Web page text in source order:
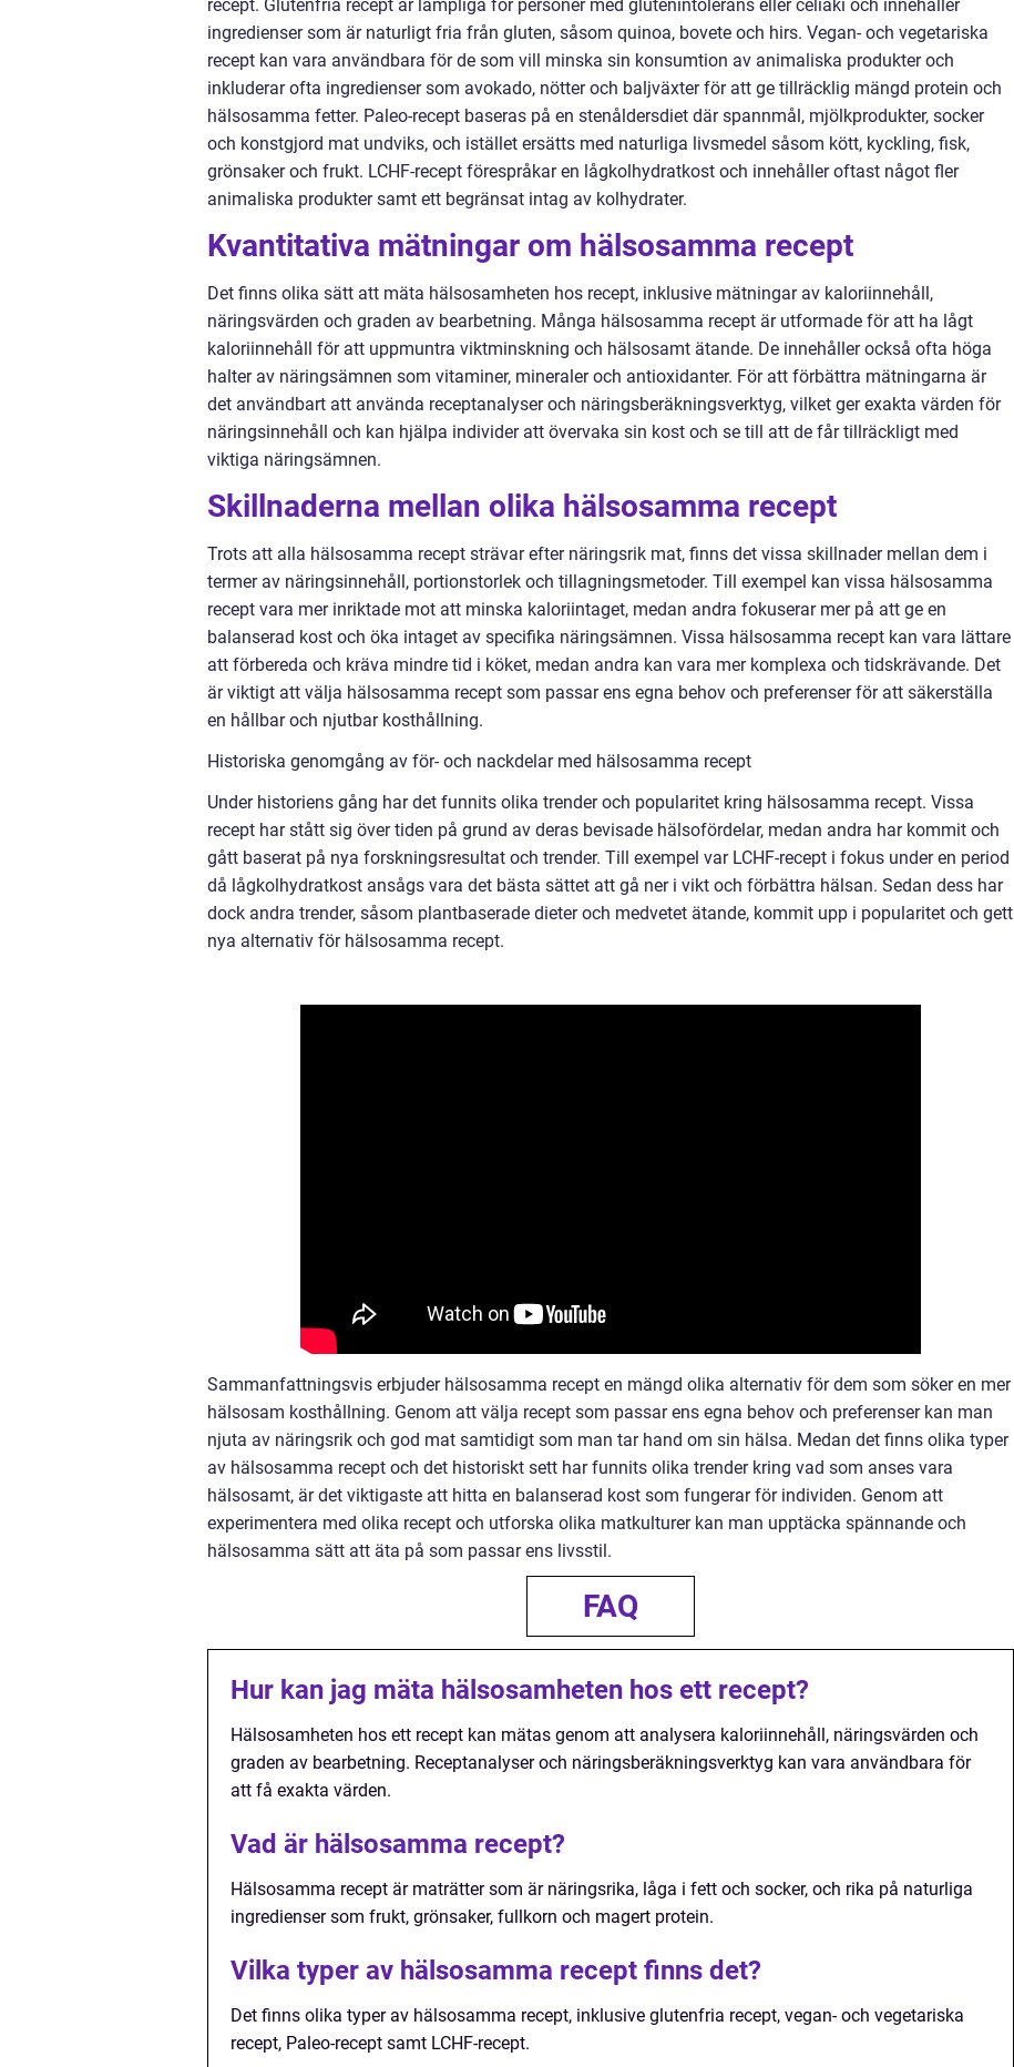
recept. Glutenfria recept är lämpliga för personer med glutenintolerans eller celiaki och innehåller
ingredienser som är naturligt fria från gluten, såsom quinoa, bovete och hirs. Vegan- och vegetariska
recept kan vara användbara för de som vill minska sin konsumtion av animaliska produkter och
inkluderar ofta ingredienser som avokado, nötter och baljväxter för att ge tillräcklig mängd protein och
hälsosamma fetter. Paleo-recept baseras på en stenåldersdiet där spannmål, mjölkprodukter, socker
och konstgjord mat undviks, och istället ersätts med naturliga livsmedel såsom kött, kyckling, fisk,
grönsaker och frukt. LCHF-recept förespråkar en lågkolhydratkost och innehåller oftast något fler
animaliska produkter samt ett begränsat intag av kolhydrater.
Kvantitativa mätningar om hälsosamma recept
Det finns olika sätt att mäta hälsosamheten hos recept, inklusive mätningar av kaloriinnehåll,
näringsvärden och graden av bearbetning. Många hälsosamma recept är utformade för att ha lågt
kaloriinnehåll för att uppmuntra viktminskning och hälsosamt ätande. De innehåller också ofta höga
halter av näringsämnen som vitaminer, mineraler och antioxidanter. För att förbättra mätningarna är
det användbart att använda receptanalyser och näringsberäkningsverktyg, vilket ger exakta värden för
näringsinnehåll och kan hjälpa individer att övervaka sin kost och se till att de får tillräckligt med
viktiga näringsämnen.
Skillnaderna mellan olika hälsosamma recept
Trots att alla hälsosamma recept strävar efter näringsrik mat, finns det vissa skillnader mellan dem i
termer av näringsinnehåll, portionstorlek och tillagningsmetoder. Till exempel kan vissa hälsosamma
recept vara mer inriktade mot att minska kaloriintaget, medan andra fokuserar mer på att ge en
balanserad kost och öka intaget av specifika näringsämnen. Vissa hälsosamma recept kan vara lättare
att förbereda och kräva mindre tid i köket, medan andra kan vara mer komplexa och tidskrävande. Det
är viktigt att välja hälsosamma recept som passar ens egna behov och preferenser för att säkerställa
en hållbar och njutbar kosthållning.
Historiska genomgång av för- och nackdelar med hälsosamma recept
Under historiens gång har det funnits olika trender och popularitet kring hälsosamma recept. Vissa
recept har stått sig över tiden på grund av deras bevisade hälsofördelar, medan andra har kommit och
gått baserat på nya forskningsresultat och trender. Till exempel var LCHF-recept i fokus under en period
då lågkolhydratkost ansågs vara det bästa sättet att gå ner i vikt och förbättra hälsan. Sedan dess har
dock andra trender, såsom plantbaserade dieter och medvetet ätande, kommit upp i popularitet och gett
nya alternativ för hälsosamma recept.
Sammanfattningsvis erbjuder hälsosamma recept en mängd olika alternativ för dem som söker en mer
hälsosam kosthållning. Genom att välja recept som passar ens egna behov och preferenser kan man
njuta av näringsrik och god mat samtidigt som man tar hand om sin hälsa. Medan det finns olika typer
av hälsosamma recept och det historiskt sett har funnits olika trender kring vad som anses vara
hälsosamt, är det viktigaste att hitta en balanserad kost som fungerar för individen. Genom att
experimentera med olika recept och utforska olika matkulturer kan man upptäcka spännande och
hälsosamma sätt att äta på som passar ens livsstil.
FAQ
Hur kan jag mäta hälsosamheten hos ett recept?
Hälsosamheten hos ett recept kan mätas genom att analysera kaloriinnehåll, näringsvärden och
graden av bearbetning. Receptanalyser och näringsberäkningsverktyg kan vara användbara för
att få exakta värden.
Vad är hälsosamma recept?
Hälsosamma recept är maträtter som är näringsrika, låga i fett och socker, och rika på naturliga
ingredienser som frukt, grönsaker, fullkorn och magert protein.
Vilka typer av hälsosamma recept finns det?
Det finns olika typer av hälsosamma recept, inklusive glutenfria recept, vegan- och vegetariska
recept, Paleo-recept samt LCHF-recept.